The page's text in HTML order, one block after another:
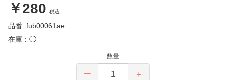
￥280 税込
品番: fub00061ae
在庫：◯
数量
ー ＋